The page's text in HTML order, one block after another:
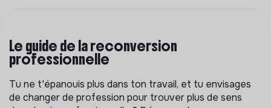
Le guide de la reconversion
professionnelle
Tu ne t'épanouis plus dans ton travail, et tu envisages
de changer de profession pour trouver plus de sens